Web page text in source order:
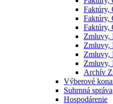
Faktúry,
Faktúry,
Faktúry,
Zmluvy,
Zmluvy,
Zmluvy,
Zmluvy,
Archív
Výberové
Suhrnná správa
Hospodárenie